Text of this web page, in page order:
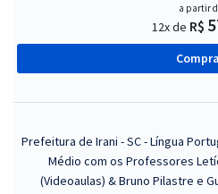
a partir
12x de R$
Prefeitura de Irani - SC - Língua
Médio com os Professores
(Videoaulas) & Bruno Pilastre e